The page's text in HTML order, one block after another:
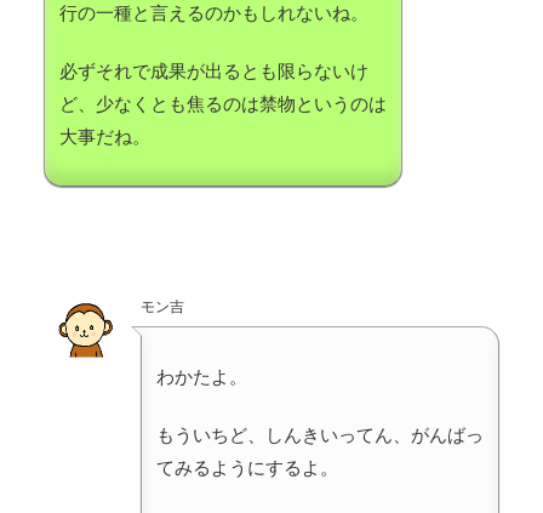
行の一種と言えるのかもしれないね。
必ずそれで成果が出るとも限らないけ
ど、少なくとも焦るのは禁物というのは
大事だね。
モン吉
わかたよ。
もういちど、しんきいってん、がんばっ
てみるようにするよ。